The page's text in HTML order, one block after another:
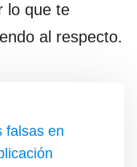
lo que te
al respecto.
falsas en